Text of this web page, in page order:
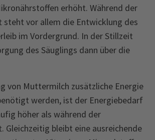
erhöht. Während der
steht vor allem die Entwicklung des
im Vordergrund. In der Stillzeit
des Säuglings dann über die
von Muttermilch zusätzliche Energie
werden, ist der Energiebedarf
höher als während der
Gleichzeitig bleibt eine ausreichende